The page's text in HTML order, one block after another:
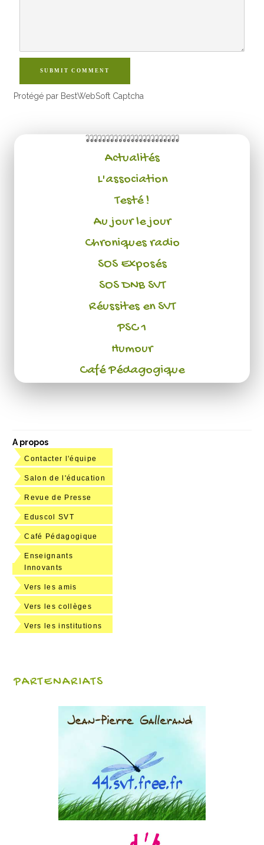
SUBMIT COMMENT
Protégé par BestWebSoft Captcha
Actualités
L'association
Testé !
Au jour le jour
Chroniques radio
SOS Exposés
SOS DNB SVT
Réussites en SVT
PSC 1
Humour
Café Pédagogique
A propos
Contacter l'équipe
Salon de l'éducation
Revue de Presse
Eduscol SVT
Café Pédagogique
Enseignants
Innovants
Vers les amis
Vers les collèges
Vers les institutions
PARTENARIATS